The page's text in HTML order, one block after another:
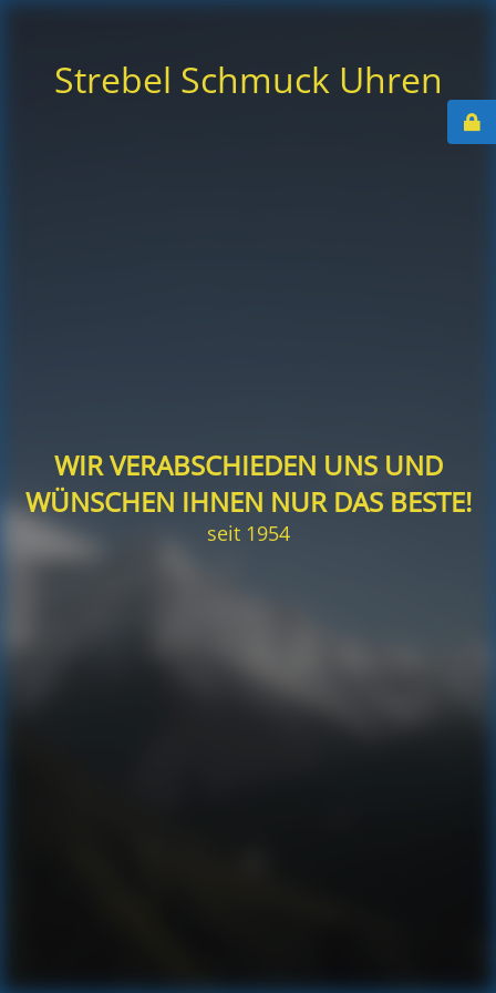
Strebel Schmuck Uhren
WIR VERABSCHIEDEN UNS UND
WÜNSCHEN IHNEN NUR DAS BESTE!
seit 1954